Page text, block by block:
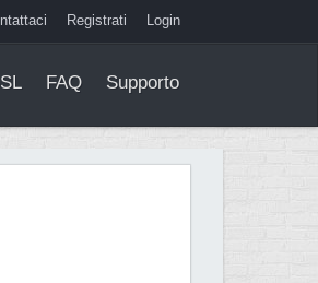
Registrati Login
FAQ Supporto